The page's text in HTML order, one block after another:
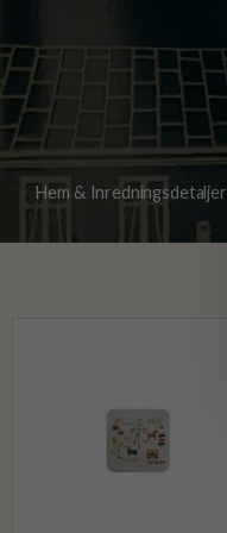
Hem & Inredningsdetaljer